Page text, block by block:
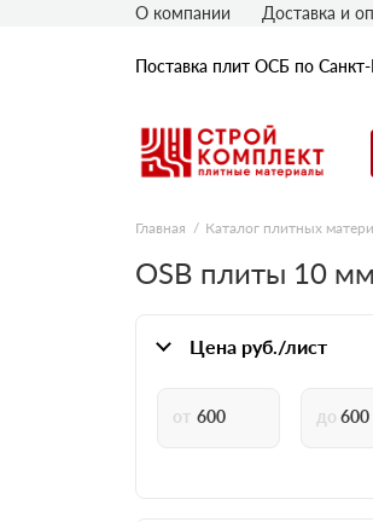
Поставка плит ОСБ по
Перейти в каталог
OSB плиты
ГВЛ
Фибролитовые
О компании Доставка и
Главная Каталог плитных
OSB плиты 10 мм
Цена руб./лист